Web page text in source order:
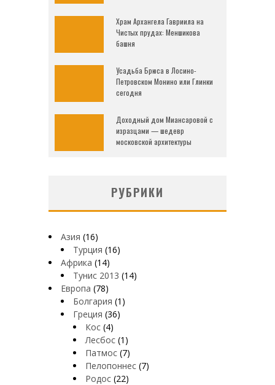
Храм Архангела Гавриила на
Чистых прудах: Меншикова
башня
Усадьба Брюса в Лосино-
Петровском Монино или Глинки
сегодня
Доходный дом Миансаровой с
изразцами — шедевр
московской архитектуры
РУБРИКИ
Азия (16)
Турция (16)
Африка (14)
Тунис 2013 (14)
Европа (78)
Болгария (1)
Греция (36)
Кос (4)
Лесбос (1)
Патмос (7)
Пелопоннес (7)
Родос (22)